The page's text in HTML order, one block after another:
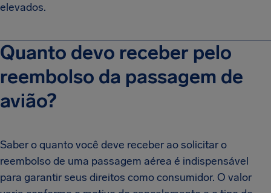
elevados.
Quanto devo receber pelo
reembolso da passagem de
avião?
Saber o quanto você deve receber ao solicitar o
reembolso de uma passagem aérea é indispensável
para garantir seus direitos como consumidor. O valor